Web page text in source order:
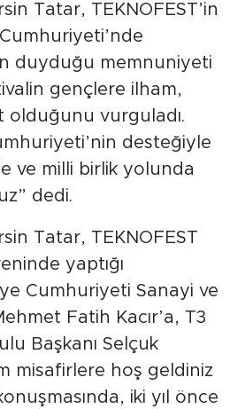
Tatar, TEKNOFEST’in
Cumhuriyeti’nde
duyduğu memnuniyeti
gençlere ilham,
olduğunu vurguladı.
desteğiyle
ve milli birlik yolunda
dedi.
Tatar, TEKNOFEST
yaptığı
Cumhuriyeti Sanayi ve
Fatih Kacır’a, T3
Başkanı Selçuk
misafirlere hoş geldiniz
iki yıl önce